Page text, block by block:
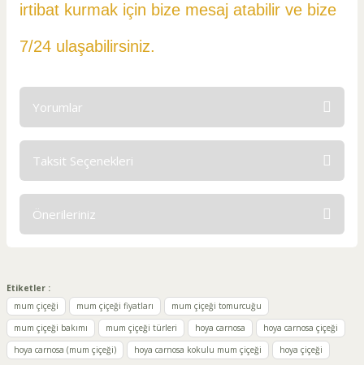
irtibat kurmak için bize mesaj atabilir ve bize
7/24 ulaşabilirsiniz.
Yorumlar
Taksit Seçenekleri
Önerileriniz
kullanarak tarafımıza iletebilirsiniz.
Görüş ve önerileriniz için teşekkür ederiz.
Ürün resmi kalitesiz, bozuk veya görüntülenemiyor.
Etiketler :
mum çiçeği
mum çiçeği fiyatları
mum çiçeği tomurcuğu
mum çiçeği bakımı
mum çiçeği türleri hoya carnosa
hoya carnosa çiçeği
hoya carnosa (mum çiçeği)
hoya carnosa kokulu mum çiçeği hoya çiçeği